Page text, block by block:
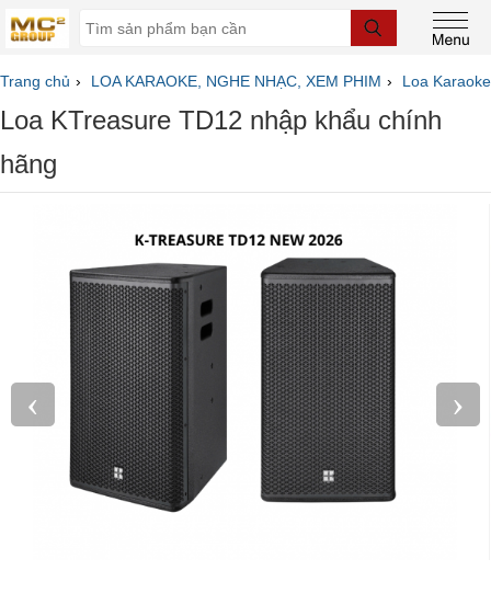
Trang chủ LOA KARAOKE, NGHE NHẠC, XEM PHIM Loa Karaoke
Loa KTreasure TD12 nhập khẩu chính
hãng
‹ ›